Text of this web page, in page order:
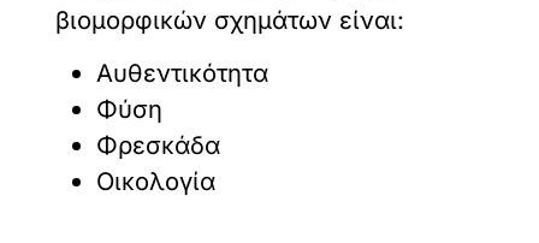
βιομορφικών σχημάτων είναι:
Αυθεντικότητα
Φύση
Φρεσκάδα
Οικολογία